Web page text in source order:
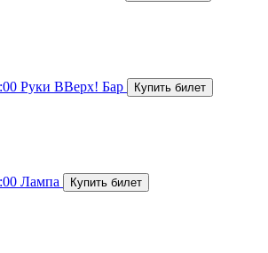
Руки ВВерх! Бар
Лампа